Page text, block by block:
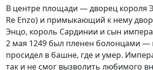
В центре площади — дворец короля
Re Enzo) и примыкающий к нему
Энцо, король Сардинии и сын
2 мая 1249 был пленен болонцами —
просидел в башне, где и умер.
так и не смог вызволить любимого